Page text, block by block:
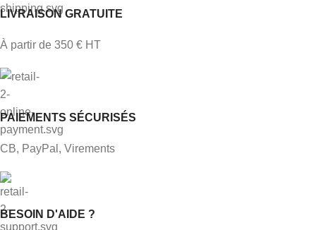
LIVRAISON GRATUITE
À partir de 350 € HT
PAIEMENTS SÉCURISÉS
CB, PayPal, Virements
BESOIN D'AIDE ?